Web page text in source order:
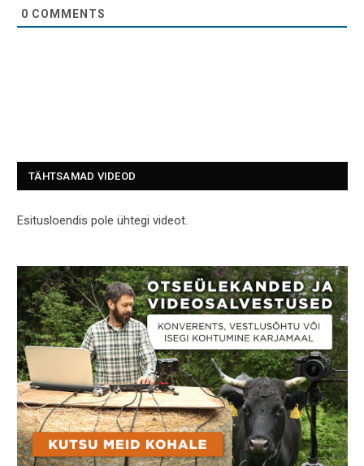
0 COMMENTS
TÄHTSAMAD VIDEOD
Esitusloendis pole ühtegi videot.